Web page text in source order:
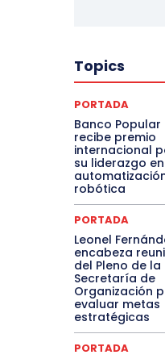
Topics
PORTADA
Banco Popular
recibe premio
internacional
su liderazgo en
robótica
PORTADA
Leonel
encabeza
del Pleno de la
Secretaría de
Organización
evaluar metas
estratégicas
PORTADA